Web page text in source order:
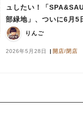
ュしたい！「
部緑地」、ついに6月5
りんご
2026年5月28日 開店/閉店